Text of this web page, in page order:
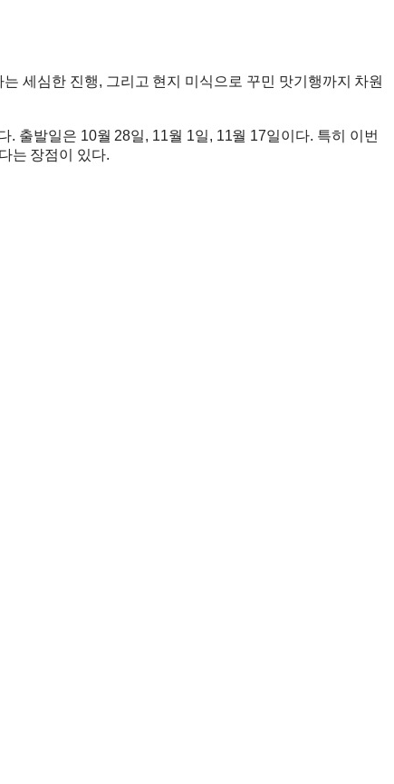
세심한 진행, 그리고 현지 미식으로 꾸민 맛기행까지 차원
. 출발일은 10월 28일, 11월 1일, 11월 17일이다. 특히 이번
는 장점이 있다.